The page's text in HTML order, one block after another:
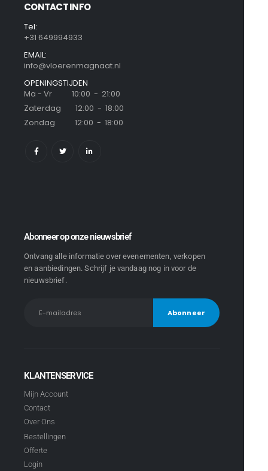
CONTACT INFO
Tel:
+31 649994933
EMAIL:
info@vloerenmagnaat.nl
OPENINGSTIJDEN
Ma - Vr 10:00 - 21:00
Zaterdag 12:00 - 18:00
Zondag 12:00 - 18:00
Abonneer op onze nieuwsbrief
Ontvang alle informatie over evenementen, verkopen
en aanbiedingen. Schrijf je vandaag nog in voor de
nieuwsbrief.
KLANTENSERVICE
Mijn Account
Contact
Over Ons
Bestellingen
Offerte
Login